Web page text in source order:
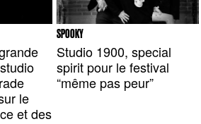
le
et des
SPOOKY
Studio 1900, special
spirit pour le festival
“même pas peur”